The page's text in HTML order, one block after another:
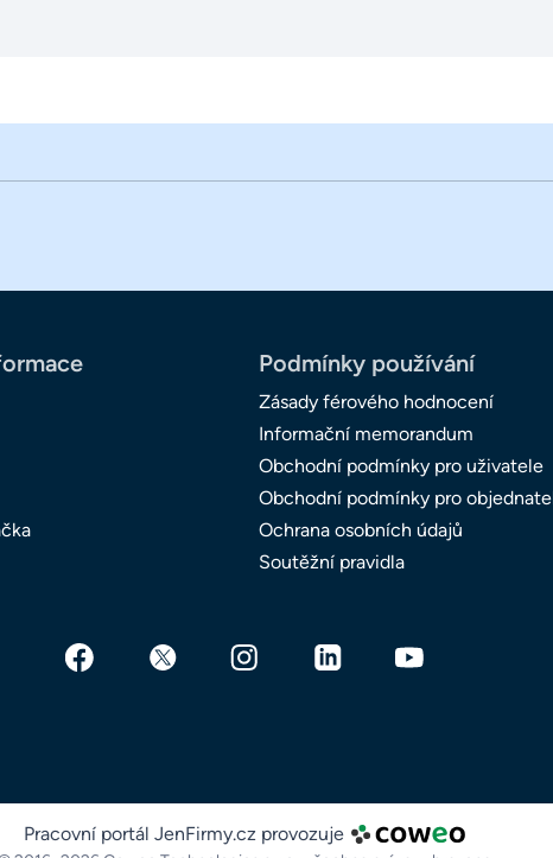
Podmínky používání
Zásady férového hodnocení
Informační memorandum
Obchodní podmínky pro uživatele
Obchodní podmínky pro
Ochrana osobních údajů
Soutěžní pravidla
Pracovní portál JenFirmy.cz provozuje